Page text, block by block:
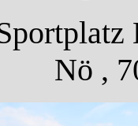
Nö ,